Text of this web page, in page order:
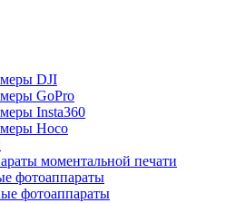
DJI
GoPro
Insta360
Hoco
моментальной печати
фотоаппараты
фотоаппараты